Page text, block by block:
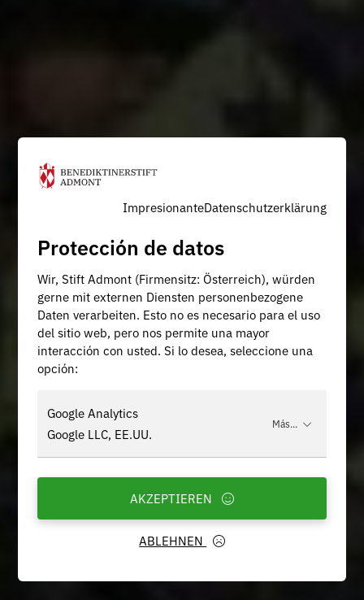
ImpresionanteDatenschutzerklärung
Protección de datos
Wir, Stift Admont (Firmensitz: Österreich), würden
gerne mit externen Diensten personenbezogene
Daten verarbeiten. Esto no es necesario para el uso
del sitio web, pero nos permite una mayor
interacción con usted. Si lo desea, seleccione una
opción:
Google Analytics
Google LLC, EE.UU.
Más...
ABLEHNEN
AKZEPTIEREN